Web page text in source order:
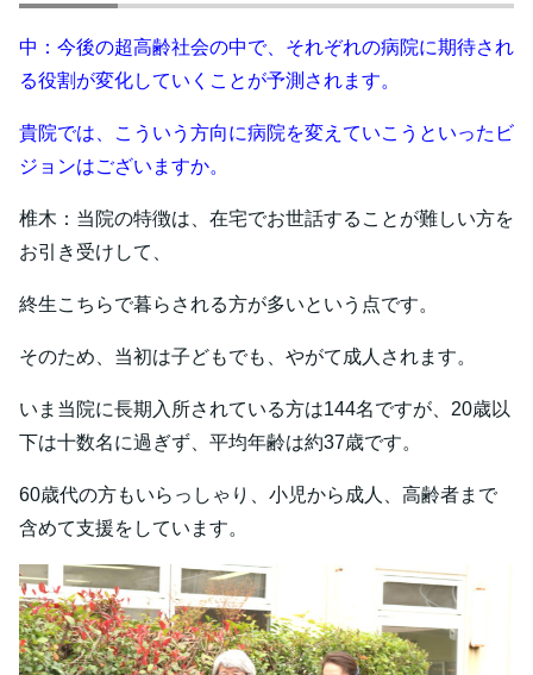
中：今後の超高齢社会の中で、それぞれの病院に期待され
る役割が変化していくことが予測されます。
貴院では、こういう方向に病院を変えていこうといったビ
ジョンはございますか。
椎木：当院の特徴は、在宅でお世話することが難しい方を
お引き受けして、
終生こちらで暮らされる方が多いという点です。
そのため、当初は子どもでも、やがて成人されます。
いま当院に長期入所されている方は144名ですが、20歳以
下は十数名に過ぎず、平均年齢は約37歳です。
60歳代の方もいらっしゃり、小児から成人、高齢者まで
含めて支援をしています。